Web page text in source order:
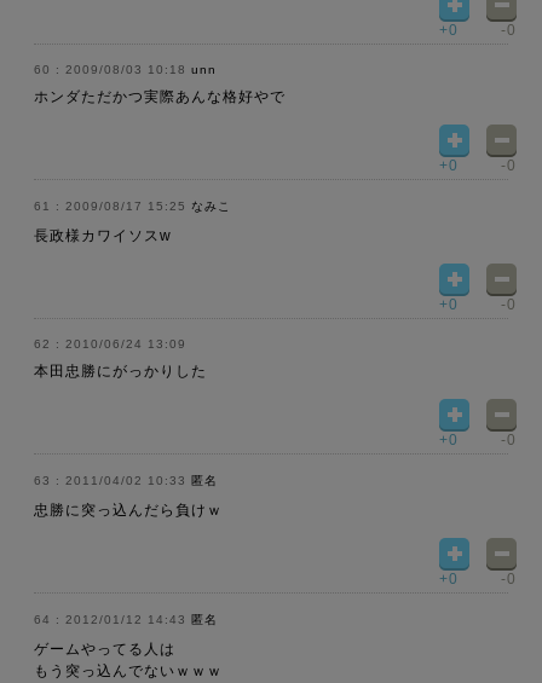
+0 -0
2009/08/03 10:18 unn
ホンダただかつ実際あんな格好やで
+0 -0
2009/08/17 15:25 なみこ
長政様カワイソスw
+0 -0
2010/06/24 13:09
本田忠勝にがっかりした
+0 -0
2011/04/02 10:33 匿名
忠勝に突っ込んだら負けｗ
+0 -0
2012/01/12 14:43 匿名
ゲームやってる人は
もう突っ込んでないｗｗｗ